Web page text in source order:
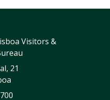
Visitors &
21